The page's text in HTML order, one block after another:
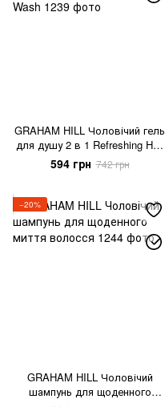
GRAHAM HILL Чоловічий гель
для душу 2 в 1 Refreshing Hair
And Body Wash
594 грн 742 грн
−20%
GRAHAM HILL Чоловічий
шампунь для щоденного